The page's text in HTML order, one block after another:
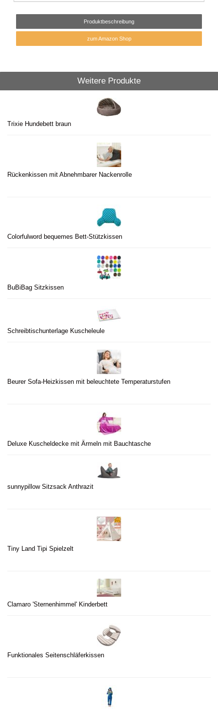
Produktbeschreibung
zum Amazon Shop
Weitere Produkte
Trixie Hundebett braun
Rückenkissen mit Abnehmbarer Nackenrolle
Colorfulword bequemes Bett-Stützkissen
BuBiBag Sitzkissen
Schreibtischunterlage Kuscheleule
Beurer Sofa-Heizkissen mit beleuchtete Temperaturstufen
Deluxe Kuscheldecke mit Ärmeln mit Bauchtasche
sunnypillow Sitzsack Anthrazit
Tiny Land Tipi Spielzelt
Clamaro 'Sternenhimmel' Kinderbett
Funktionales Seitenschläferkissen